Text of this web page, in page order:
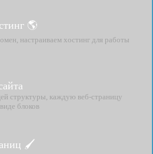
🌎
настраиваем хостинг для работы
структуры, каждую веб-страницу
блоков
🖌